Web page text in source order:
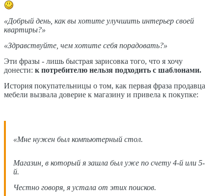
«Добрый день, как вы хотите улучшить интерьер своей
квартиры?»
«Здравствуйте, чем хотите себя порадовать?»
Эти фразы - лишь быстрая зарисовка того, что я хочу
донести: к потребителю нельзя подходить с шаблонами.
История покупательницы о том, как первая фраза продавца
мебели вызвала доверие к магазину и привела к покупке:
«Мне нужен был компьютерный стол.
Магазин, в который я зашла был уже по счету 4-й или 5-
й.
Честно говоря, я устала от этих поисков.